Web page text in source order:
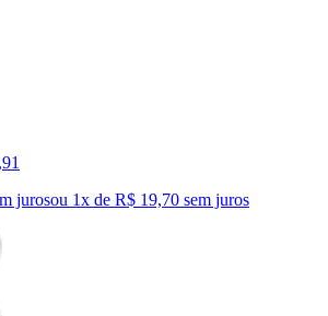
,91
jurosou 1x de R$ 19,70 sem juros